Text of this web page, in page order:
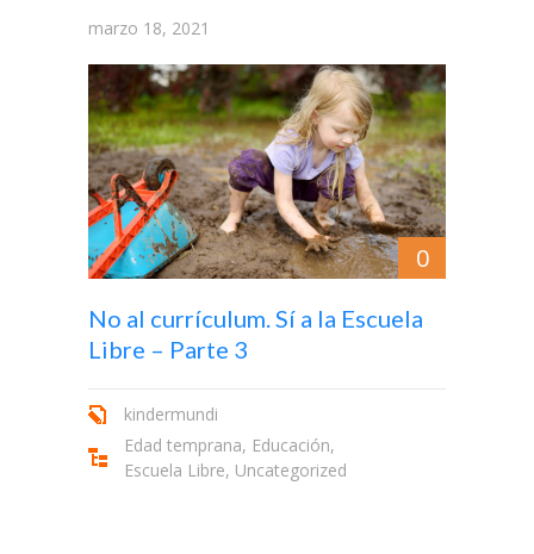
marzo 18, 2021
0
No al currículum. Sí a la Escuela
Libre – Parte 3
kindermundi
Edad temprana, Educación,
Escuela Libre, Uncategorized